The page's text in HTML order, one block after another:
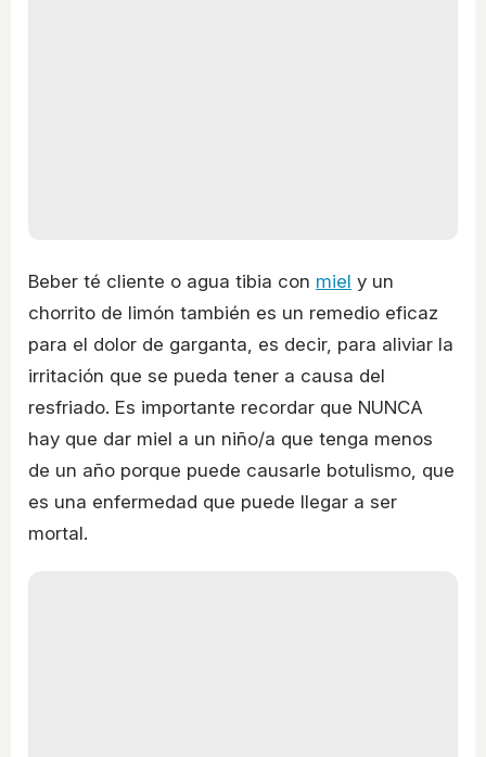
Beber té cliente o agua tibia con miel y un
chorrito de limón también es un remedio eficaz
para el dolor de garganta, es decir, para aliviar la
irritación que se pueda tener a causa del
resfriado. Es importante recordar que NUNCA
hay que dar miel a un niño/a que tenga menos
de un año porque puede causarle botulismo, que
es una enfermedad que puede llegar a ser
mortal.